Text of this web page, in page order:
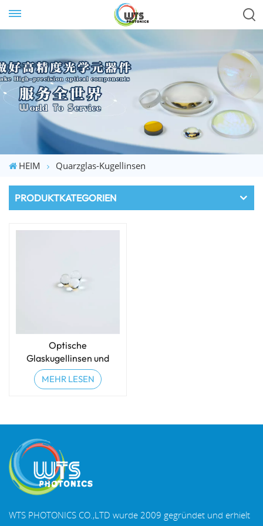
HEIM Quarzglas-Kugellinsen
PRODUKTKATEGORIEN
Optische
Glaskugellinsen und
Halbkugellinsen
MEHR LESEN
WTS PHOTONICS CO.,LTD wurde 2009 gegründet und erhielt